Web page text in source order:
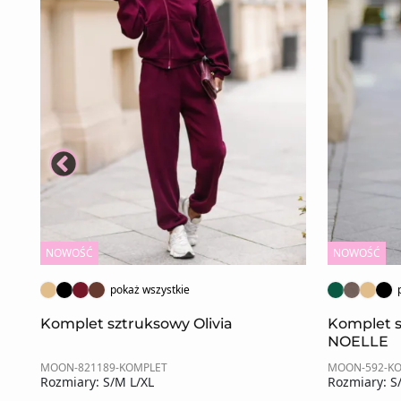
NOWOŚĆ
pokaż wszystkie
Komplet sztruksowy Olivia
MOON-821189-KOMPLET
Rozmiary: S/M L/XL
NOWOŚĆ
Komplet
NOELLE
MOON-592-
Rozmiary: